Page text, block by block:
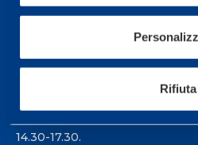
Rifiuta
Sport Service Mapei S.r.l. - Via
21057 Olgiate Olona (Varese)
To book a visit or for further
14.30-17.30.